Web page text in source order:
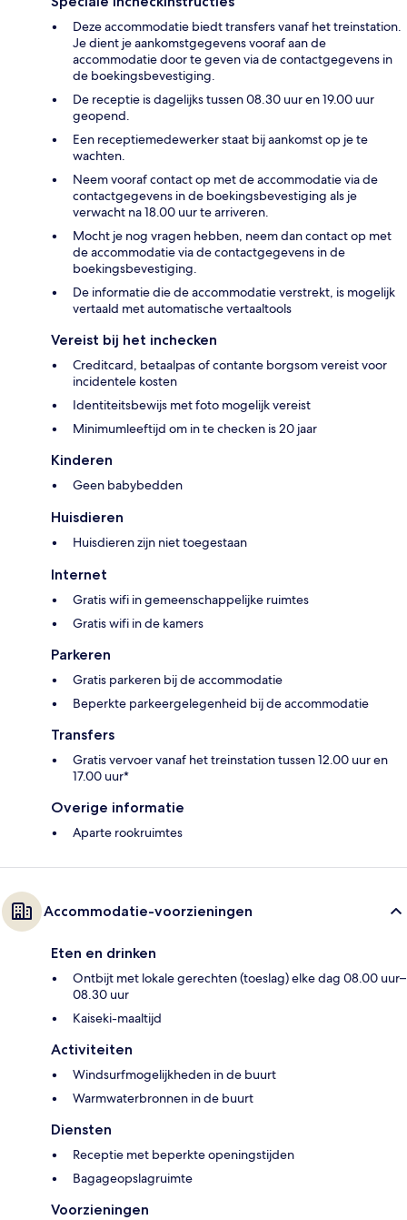
Deze accommodatie biedt transfers vanaf het treinstation.
Je dient je aankomstgegevens vooraf aan de
accommodatie door te geven via de contactgegevens in
de boekingsbevestiging.
De receptie is dagelijks tussen 08.30 uur en 19.00 uur
geopend.
Een receptiemedewerker staat bij aankomst op je te
wachten.
Neem vooraf contact op met de accommodatie via de
contactgegevens in de boekingsbevestiging als je
verwacht na 18.00 uur te arriveren.
Mocht je nog vragen hebben, neem dan contact op met
de accommodatie via de contactgegevens in de
boekingsbevestiging.
De informatie die de accommodatie verstrekt, is mogelijk
vertaald met automatische vertaaltools
Vereist bij het inchecken
Creditcard, betaalpas of contante borgsom vereist voor
incidentele kosten
Identiteitsbewijs met foto mogelijk vereist
Minimumleeftijd om in te checken is 20 jaar
Kinderen
Geen babybedden
Huisdieren
Huisdieren zijn niet toegestaan
Internet
Gratis wifi in gemeenschappelijke ruimtes
Gratis wifi in de kamers
Parkeren
Gratis parkeren bij de accommodatie
Beperkte parkeergelegenheid bij de accommodatie
Transfers
Gratis vervoer vanaf het treinstation tussen 12.00 uur en
17.00 uur*
Overige informatie
Aparte rookruimtes
Accommodatie-voorzieningen
Eten en drinken
Ontbijt met lokale gerechten (toeslag) elke dag 08.00 uur–
08.30 uur
Kaiseki-maaltijd
Activiteiten
Windsurfmogelijkheden in de buurt
Warmwaterbronnen in de buurt
Diensten
Receptie met beperkte openingstijden
Bagageopslagruimte
Voorzieningen